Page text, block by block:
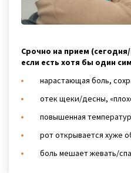
Срочно на прием
если есть хотя бы один
нарастающая боль,
отек щеки/десны,
повышенная
рот открывается хуже
боль мешает жевать/